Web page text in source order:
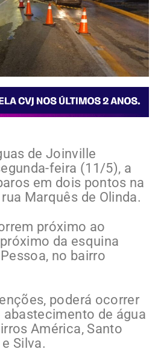
de Joinville
feira (11/5), a
em dois pontos na
Marquês de Olinda.
próximo ao
da esquina
no bairro
poderá ocorrer
de água
América, Santo
Silva.